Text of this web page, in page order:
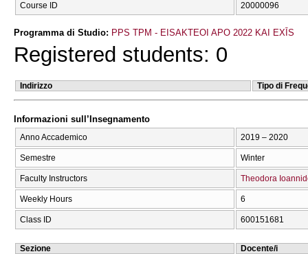
Course ID 20000096
Programma di Studio: PPS TPM - EISAKTEOI APO 2022 KAI EXĪS
Registered students: 0
Indirizzo Tipo di
Informazioni sull’Insegnamento
Anno Accademico 2019 – 2020
Semestre Winter
Faculty Instructors Theodora
Weekly Hours 6
Class ID 600151681
Sezione
Docente/i